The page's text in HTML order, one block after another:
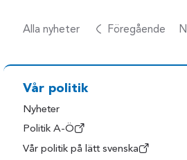
Alla nyheter Föregående
Vår politik
Nyheter
Politik A-Ö
Vår politik på lätt svenska